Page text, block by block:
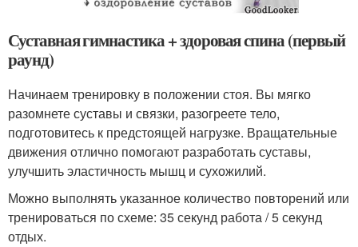
Суставная гимнастика + здоровая спина (первый
раунд)
Начинаем тренировку в положении стоя. Вы мягко
разомнете суставы и связки, разогреете тело,
подготовитесь к предстоящей нагрузке. Вращательные
движения отлично помогают разработать суставы,
улучшить эластичность мышц и сухожилий.
Можно выполнять указанное количество повторений или
тренироваться по схеме: 35 секунд работа / 5 секунд
отдых.